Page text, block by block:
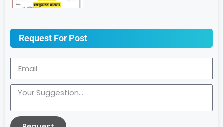
Request For Post